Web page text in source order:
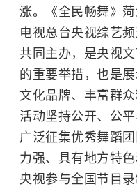
涨。《全民畅舞》
电视总台央视综艺
共同主办，是央视
的重要举措，也是
文化品牌、丰富群
活动坚持公开、公
广泛征集优秀舞蹈
力强、具有地方特
央视参与全国节目录